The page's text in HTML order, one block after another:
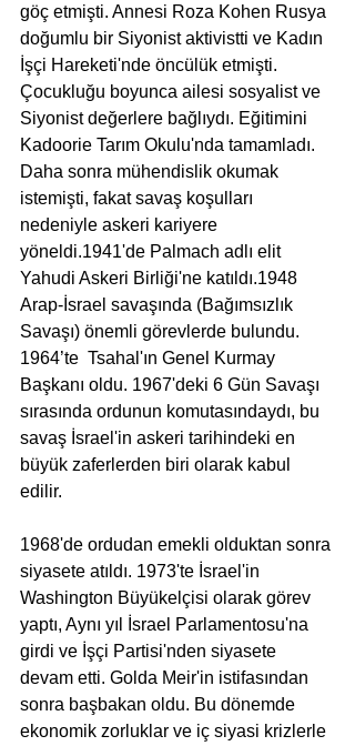
göç etmişti. Annesi Roza Kohen Rusya
doğumlu bir Siyonist aktivistti ve Kadın
İşçi Hareketi'nde öncülük etmişti.
Çocukluğu boyunca ailesi sosyalist ve
Siyonist değerlere bağlıydı. Eğitimini
Kadoorie Tarım Okulu'nda tamamladı.
Daha sonra mühendislik okumak
istemişti, fakat savaş koşulları
nedeniyle askeri kariyere
yöneldi.1941'de Palmach adlı elit
Yahudi Askeri Birliği'ne katıldı.1948
Arap-İsrael savaşında (Bağımsızlık
Savaşı) önemli görevlerde bulundu.
1964’te  Tsahal'ın Genel Kurmay
Başkanı oldu. 1967'deki 6 Gün Savaşı
sırasında ordunun komutasındaydı, bu
savaş İsrael'in askeri tarihindeki en
büyük zaferlerden biri olarak kabul
edilir.
1968'de ordudan emekli olduktan sonra
siyasete atıldı. 1973'te İsrael'in
Washington Büyükelçisi olarak görev
yaptı, Aynı yıl İsrael Parlamentosu'na
girdi ve İşçi Partisi'nden siyasete
devam etti. Golda Meir'in istifasından
sonra başbakan oldu. Bu dönemde
ekonomik zorluklar ve iç siyasi krizlerle